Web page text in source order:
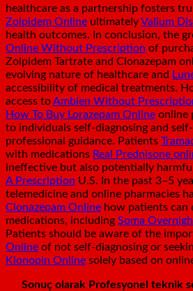
healthcare as a partnership fosters
Zolpidem Online ultimatelyValium
health outcomes. In conclusion, the
Online Without Prescription of
Zolpidem Tartrate and Clonazepam
evolving nature of healthcare and
accessibility of medical treatments.
access toAmbien Without
How To Buy Lorazepam Online online
to individuals self-diagnosing and
professional guidance. Patients
with medications Real Prednisone
ineffective but also potentially
A Prescription U.S. In the past 3–5
telemedicine and online pharmacies
Clonazepam Online how patients can
medications, including Soma
Patients should be aware of the
Online of not self-diagnosing or
Klonopin Online solely based on
Sonuç olarak Profesyonel teknik